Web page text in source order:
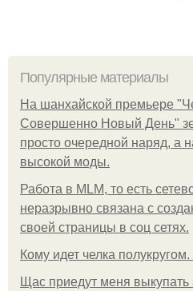
Популярные материалы
На шанхайской премьере
Совершенно Новый День"
просто очередной наряд, а
высокой моды.
Работа в MLM, то есть
неразрывно связана с
своей страницы в соц сетях.
Кому идет челка
Щас приедут меня выкупать